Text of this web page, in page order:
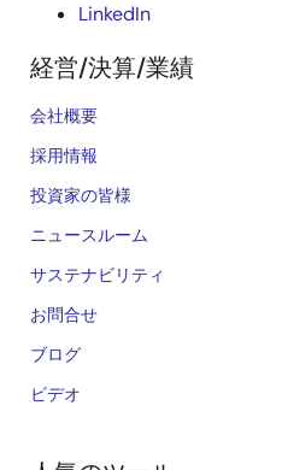
LinkedIn
経営/決算/業績
会社概要
採用情報
投資家の皆様
ニュースルーム
サステナビリティ
お問合せ
ブログ
ビデオ